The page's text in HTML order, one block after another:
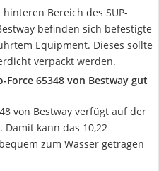
Bereich des SUP-
befinden sich befestigte
Equipment. Dieses sollte
verpackt werden.
Force 65348 von Bestway gut
von Bestway verfügt auf der
kann das 10,22
zum Wasser getragen